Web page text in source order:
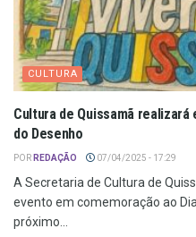
CULTURA
Cultura de Quissamã
do Desenho
POR REDAÇÃO 07/04/2025 - 17:29
A Secretaria de Cultura de
evento em comemoração ao
próximo...